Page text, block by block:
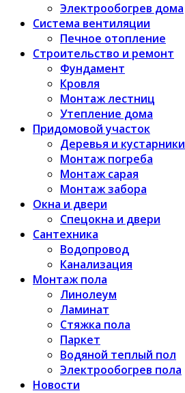
Электрообогрев дома
Система вентиляции
Печное отопление
Строительство и ремонт
Фундамент
Кровля
Монтаж лестниц
Утепление дома
Придомовой участок
Деревья и кустарники
Монтаж погреба
Монтаж сарая
Монтаж забора
Окна и двери
Спецокна и двери
Сантехника
Водопровод
Канализация
Монтаж пола
Линолеум
Ламинат
Стяжка пола
Паркет
Водяной теплый пол
Электрообогрев пола
Новости